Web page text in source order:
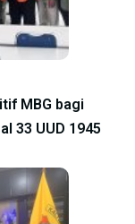
MBG bagi
33 UUD 1945